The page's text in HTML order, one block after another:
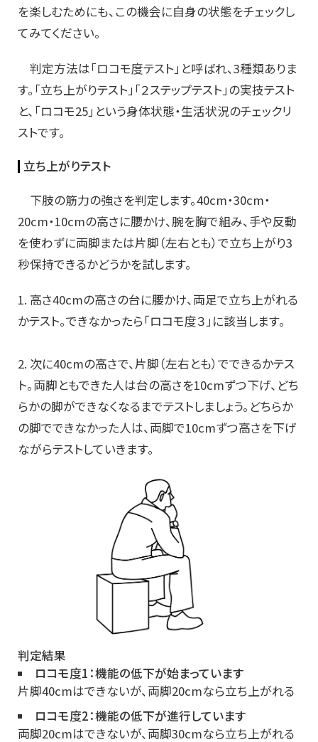
を楽しむためにも、この機会に自身の状態をチェックし
てみてください。
判定方法は「ロコモ度テスト」と呼ばれ、3種類ありま
す。「立ち上がりテスト」「２ステップテスト」の実技テスト
と、「ロコモ25」という身体状態・生活状況のチェックリ
ストです。
立ち上がりテスト
下肢の筋力の強さを判定します。40cm・30cm・
20cm・10cmの高さに腰かけ、腕を胸で組み、手や反動
を使わずに両脚または片脚（左右とも）で立ち上がり3
秒保持できるかどうかを試します。
1. 高さ40cmの高さの台に腰かけ、両足で立ち上がれる
かテスト。できなかったら「ロコモ度３」に該当します。
2. 次に40cmの高さで、片脚（左右とも）でできるかテス
ト。両脚ともできた人は台の高さを10cmずつ下げ、どち
らかの脚ができなくなるまでテストしましょう。どちらか
の脚でできなかった人は、両脚で10cmずつ高さを下げ
ながらテストしていきます。
判定結果
ロコモ度1：機能の低下が始まっています
片脚40cmはできないが、両脚20cmなら立ち上がれる
ロコモ度2：機能の低下が進行しています
両脚20cmはできないが、両脚30cmなら立ち上がれる